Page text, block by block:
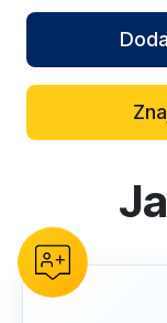
reCAPTCHA